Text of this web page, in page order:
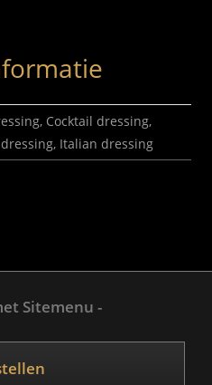
Cocktail dressing,
Italian dressing
Sitemenu -